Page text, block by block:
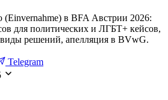
(Einvernahme) в BFA Австрии 2026:
для политических и ЛГБТ+ кейсов,
виды решений, апелляция в BVwG.
Telegram